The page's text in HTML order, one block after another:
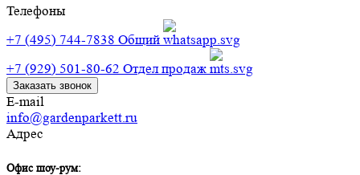
Телефоны
+7 (495) 744-7838 Общий
+7 (929) 501-80-62 Отдел продаж
Заказать звонок
E-mail
info@gardenparkett.ru
Адрес
Офис шоу-рум: